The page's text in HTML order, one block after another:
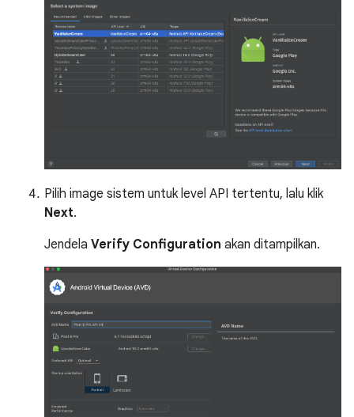
Pilih image sistem untuk level API tertentu, lalu klik
Next.
Jendela Verify Configuration akan ditampilkan.